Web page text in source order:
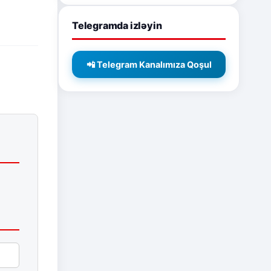
Telegramda izləyin
📲 Telegram Kanalımıza Qoşul